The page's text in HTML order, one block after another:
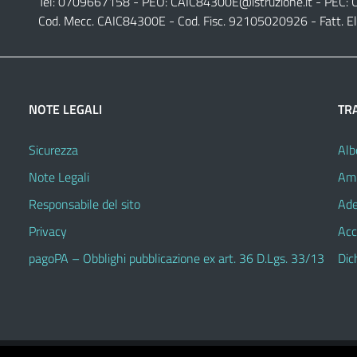
Cod. Mecc. CAIC84300E - Cod. Fisc. 92105020926 - Fatt.
NOTE LEGALI
Sicurezza
Note Legali
Responsabile del sito
Privacy
pagoPA – Obblighi pubblicazione ex art. 36 D.Lgs. 33/13